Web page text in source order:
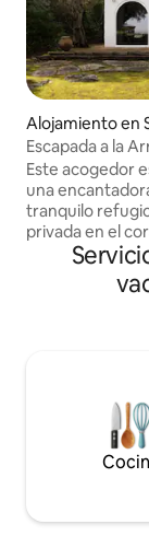
Alojamiento en
Escapada a la
la montaña
Este acogedor
una
tranquilo
privada en el
de Arrábida,
solo unos
de Setúbal y
esnórquel en
Moscatel en las
o recorre el
Livramento en